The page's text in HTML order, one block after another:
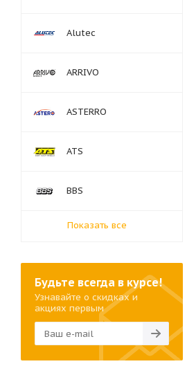
Alutec
ARRIVO
ASTERRO
ATS
BBS
Показать все
Будьте всегда в курсе!
Узнавайте о скидках и
акциях первым